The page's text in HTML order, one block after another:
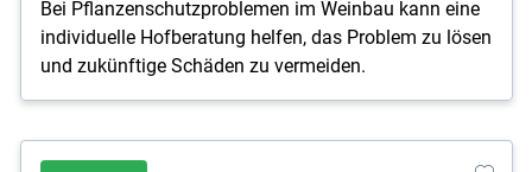
Bei Pflanzenschutzproblemen im Weinbau kann eine
individuelle Hofberatung helfen, das Problem zu lösen
und zukünftige Schäden zu vermeiden.